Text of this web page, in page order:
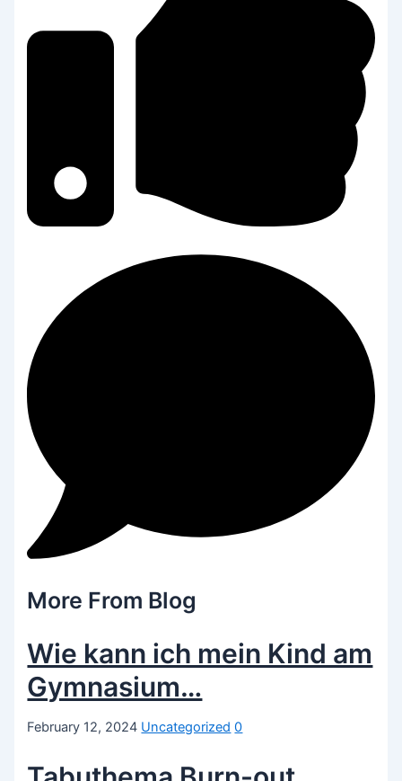
More From Blog
Wie kann ich mein Kind am
Gymnasium…
February 12, 2024 Uncategorized 0